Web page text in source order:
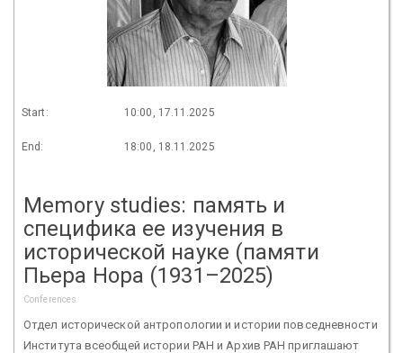
Start: 10:00, 17.11.2025
End: 18:00, 18.11.2025
Memory studies: память и
специфика ее изучения в
исторической науке (памяти
Пьера Нора (1931–2025)
Conferences
Отдел исторической антропологии и истории повседневности
Института всеобщей истории РАН и Архив РАН приглашают